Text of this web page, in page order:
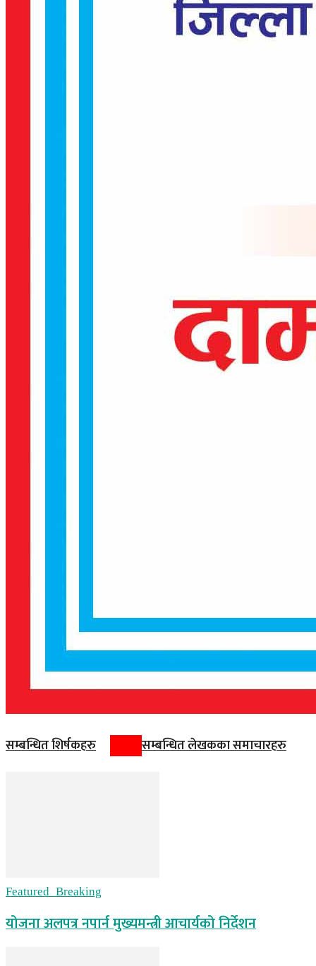
सम्बन्धित शिर्षकहरु सम्बन्धित लेखकका समाचारहरु
Featured_Breaking
योजना अलपत्र नपार्न मुख्यमन्त्री आचार्यको निर्देशन